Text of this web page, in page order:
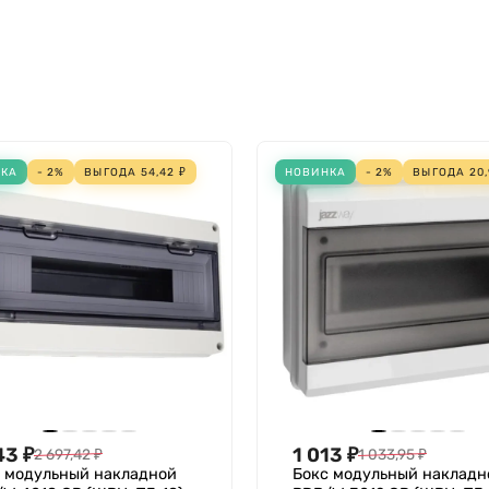
- 2% ВЫГОДА 54,42 ₽
₽2 697,42₽
модульный накладной
НОВИНКА - 2% ВЫГОДА
1 013 ₽1 033,95₽
Бокс модульный